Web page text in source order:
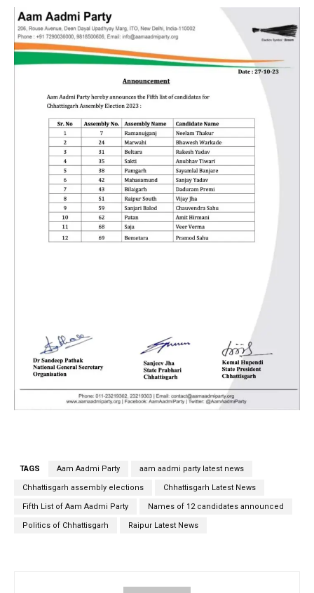
TAGS Aam Aadmi Party aam aadmi party latest news
Chhattisgarh assembly elections Chhattisgarh Latest News
Fifth List of Aam Aadmi Party Names of 12 candidates announced
Politics of Chhattisgarh Raipur Latest News